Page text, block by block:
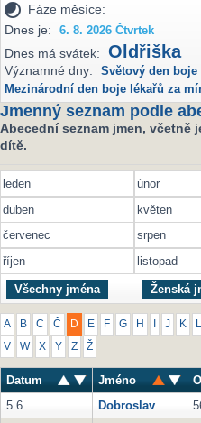
Fáze měsíce:
Dnes je:
6. 8. 2026 Čtvrtek
Dnes má svátek: Oldřiška
Významné dny: Světový den
Mezinárodní den boje lékařů za
Jmenný seznam podle
Abecední seznam jmen, včetně
dítě.
leden únor
duben
květen
červenec
srpen
říjen
listopad
Všechny jména Ženská
A B C Č D E F G H J K
V W X Y Z Ž
Datum Jméno
5.6.
Dobroslav